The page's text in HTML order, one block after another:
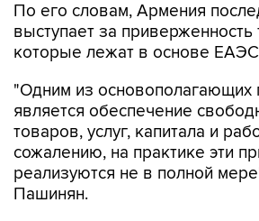
По его словам, Армения
выступает за
которые лежат в основе
"Одним из основополагающих
является обеспечение
товаров, услуг, капитала и
сожалению, на практике эти
реализуются не в полной
Пашинян.